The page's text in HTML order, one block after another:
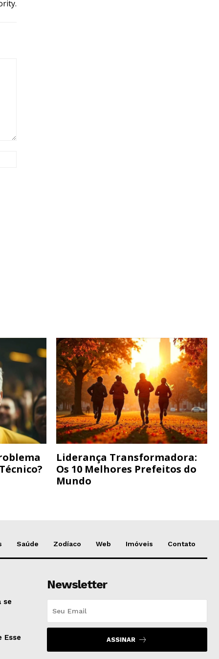
Liderança Transformadora:
Os 10 Melhores Prefeitos do
Mundo
Saúde Zodíaco Web Imóveis Contato
se
Esse
Newsletter
ASSINAR